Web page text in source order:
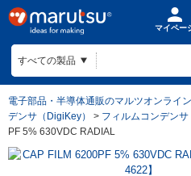
マイペー
電子部品・半導体通販のマルツオンライン
デンサ（DigiKey）
> フィルムコンデンサ
PF 5% 630VDC RADIAL